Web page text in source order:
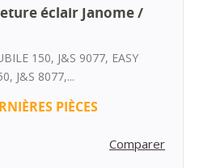
éclair Janome /
150, J&S 9077, EASY
J&S 8077,...
PIÈCES
Comparer